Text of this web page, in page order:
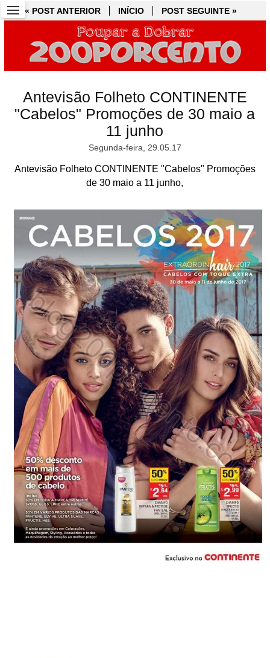
« POST ANTERIOR INÍCIO POST SEGUINTE »
Antevisão Folheto CONTINENTE
"Cabelos" Promoções de 30 maio a
11 junho
Segunda-feira, 29.05.17
Antevisão Folheto CONTINENTE "Cabelos" Promoções
de 30 maio a 11 junho,
« POST ANTERIOR INÍCIO POST SEGUINTE »